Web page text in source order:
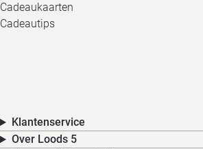
Cadeaukaarten
Cadeautips
Klantenservice
Over Loods 5